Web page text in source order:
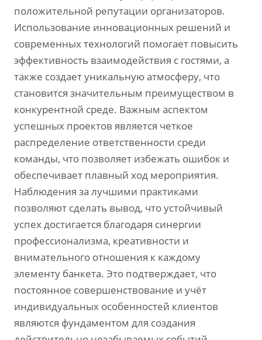
положительной репутации организаторов.
Использование инновационных решений и
современных технологий помогает повысить
эффективность взаимодействия с гостями, а
также создает уникальную атмосферу, что
становится значительным преимуществом в
конкурентной среде. Важным аспектом
успешных проектов является четкое
распределение ответственности среди
команды, что позволяет избежать ошибок и
обеспечивает плавный ход мероприятия.
Наблюдения за лучшими практиками
позволяют сделать вывод, что устойчивый
успех достигается благодаря синергии
профессионализма, креативности и
внимательного отношения к каждому
элементу банкета. Это подтверждает, что
постоянное совершенствование и учёт
индивидуальных особенностей клиентов
являются фундаментом для создания